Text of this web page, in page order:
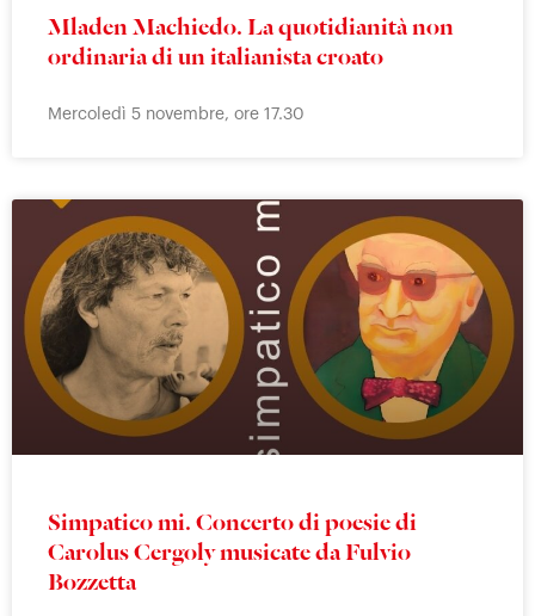
Mladen Machiedo. La quotidianità non
ordinaria di un italianista croato
Mercoledì 5 novembre, ore 17.30
Simpatico mi. Concerto di poesie di
Carolus Cergoly musicate da Fulvio
Bozzetta